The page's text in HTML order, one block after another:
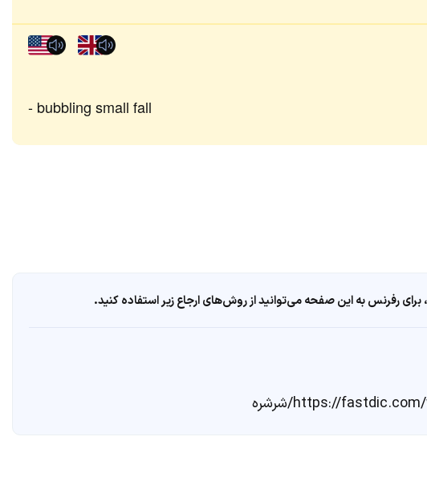
bubbling small fall
رفرنس به این صفحه می‌توانید از روش‌های ارجاع زیر استفاده کنید.